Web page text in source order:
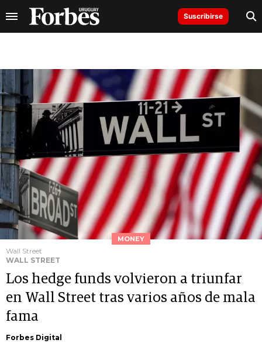
Suscribirse
MONEY
Wall Street
WALL STREET
Los hedge funds volvieron a triunfar
en Wall Street tras varios años de mala
fama
Forbes Digital